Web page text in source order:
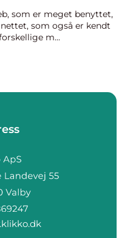
som er meget benyttet,
som også er kendt
m...